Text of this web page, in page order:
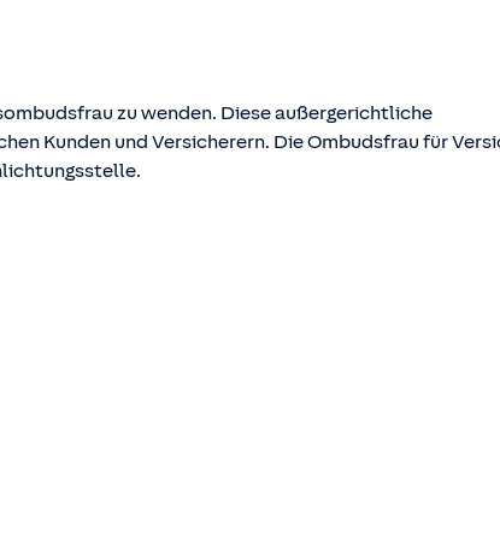
zu wenden. Diese außergerichtliche
Kunden und Versicherern. Die Ombudsfrau für